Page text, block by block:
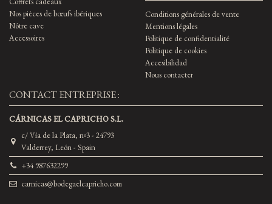
Nos pièces de bœufs ibériques
Nôtre cave
Accessoires
Conditions générales de vente
Mentions légales
Politique de confidentialité
Politique de cookies
Accesibilidad
Nous contacter
CONTACT ENTREPRISE :
CÁRNICAS EL CAPRICHO S.L.
c/ Vía de la Plata, nº3 - 24793
Valderrey, León - Spain
+34 987632299
carnicas@bodegaelcapricho.com